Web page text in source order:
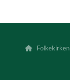
Folkekirken